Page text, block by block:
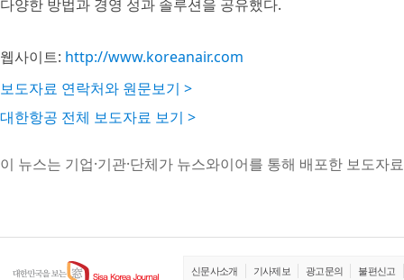
다양한 방법과 경영 성과 솔루션을 공유했다.
웹사이트: http://www.koreanair.com
보도자료 연락처와 원문보기 >
대한항공 전체 보도자료 보기 >
이 뉴스는 기업·기관·단체가 뉴스와이어를 통해 배포한 보도자